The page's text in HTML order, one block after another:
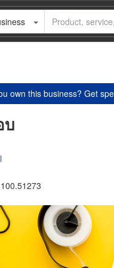
own this business? Get
บ